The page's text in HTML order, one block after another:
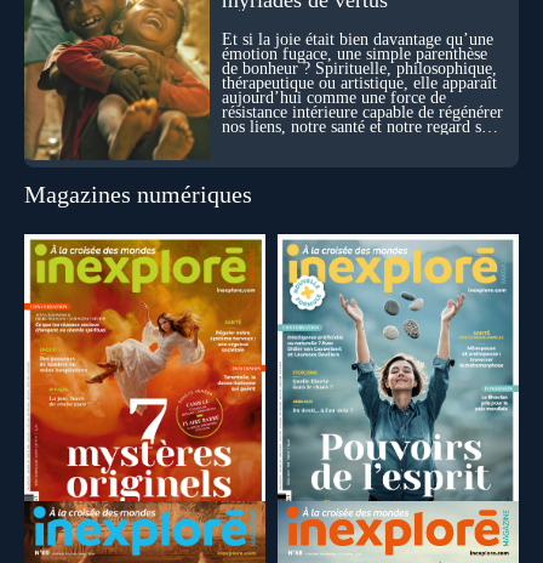
Et si la joie était bien davantage qu’une
émotion fugace, une simple parenthèse
de bonheur ? Spirituelle, philosophique,
thérapeutique ou artistique, elle apparaît
aujourd’hui comme une force de
résistance intérieure capable de régénérer
nos liens, notre santé et notre regard sur
Magazines numériques